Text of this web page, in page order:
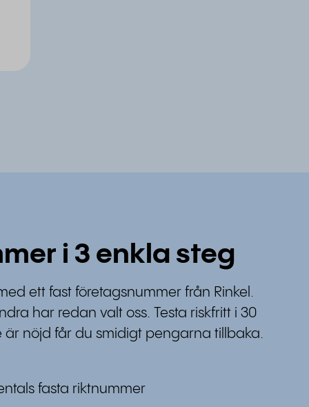
i 3 enkla steg
ett fast företagsnummer från Rinkel.
har redan valt oss. Testa riskfritt i 30
är nöjd får du smidigt pengarna tillbaka.
fasta riktnummer